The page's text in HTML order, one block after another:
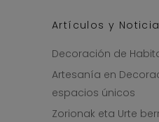
Artículos y
Decoración de
Artesanía en
espacios únicos
Zorionak eta Urte